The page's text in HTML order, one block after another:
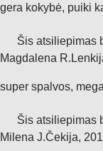
gera kokybė, puiki
Šis atsiliepimas
Magdalena R.
super spalvos,
Šis atsiliepimas
Milena J.Čekija,